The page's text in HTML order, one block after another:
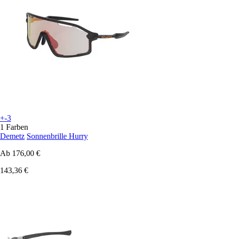
+-3
1 Farben
Demetz Sonnenbrille Hurry
Ab 176,00 €
143,36 €